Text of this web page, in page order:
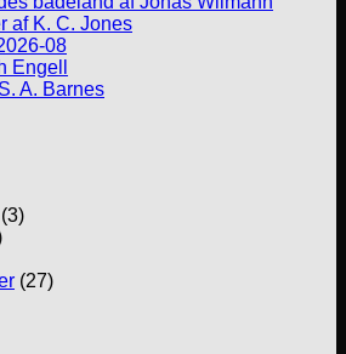
af K. C. Jones
08
Engell
A. Barnes
(3)
(27)